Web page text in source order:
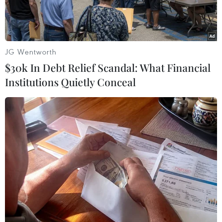
(Nguồn: Ảnh do AI tạo ra từ Bing Image Creator)
Cúm mùa là một bệnh nhiễm khuẩn hô hấp cấp
tính do virus cúm gây nên. Bệnh thường xuất
JG Wentworth
$30k In Debt Relief Scandal: What Financial
Institutions Quietly Conceal